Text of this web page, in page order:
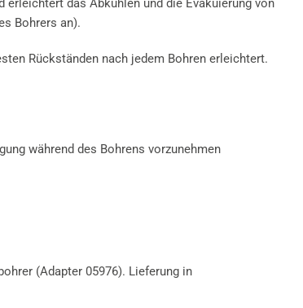
erleichtert das Abkühlen und die Evakuierung von
Bohrers an).
Rückständen nach jedem Bohren erleichtert.
während des Bohrens vorzunehmen
(Adapter 05976). Lieferung in